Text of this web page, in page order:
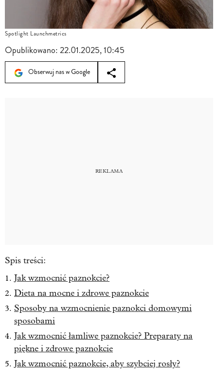
Spotlight Launchmetrics
Opublikowano:22.01.2025, 10:45
Obserwuj nas w Google
Spis treści:
Jak wzmocnić paznokcie?
Dieta na mocne i zdrowe paznokcie
Sposoby na wzmocnienie paznokci domowymi
sposobami
Jak wzmocnić łamliwe paznokcie? Preparaty na
piękne i zdrowe paznokcie
Jak wzmocnić paznokcie, aby szybciej rosły?